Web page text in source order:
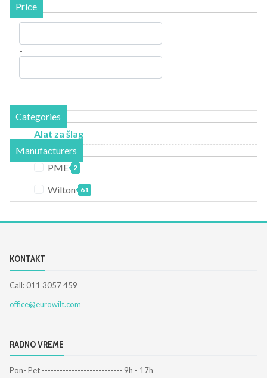
Price
-
Categories
Alat za šlag
Manufacturers
PME 2
Wilton 61
KONTAKT
Call: 011 3057 459
office@eurowilt.com
RADNO VREME
Pon- Pet --------------------------- 9h - 17h